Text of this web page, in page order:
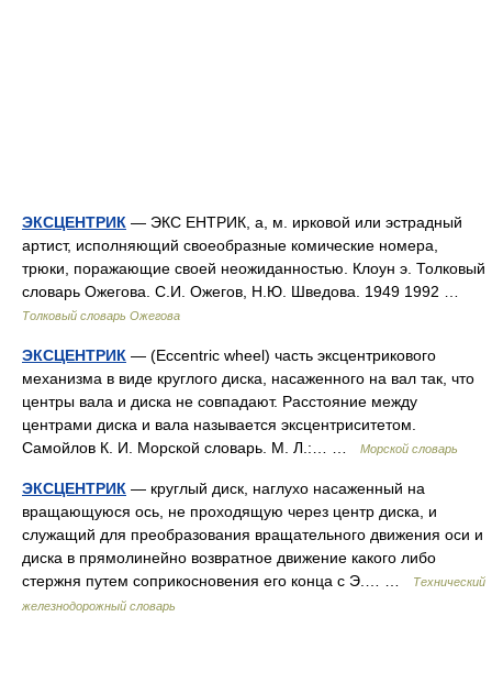
ЭКСЦЕНТРИК — ЭКС ЕНТРИК, а, м. ирковой или эстрадный
артист, исполняющий своеобразные комические номера,
трюки, поражающие своей неожиданностью. Клоун э. Толковый
словарь Ожегова. С.И. Ожегов, Н.Ю. Шведова. 1949 1992 …
Толковый словарь Ожегова
ЭКСЦЕНТРИК — (Eccentric wheel) часть эксцентрикового
механизма в виде круглого диска, насаженного на вал так, что
центры вала и диска не совпадают. Расстояние между
центрами диска и вала называется эксцентриситетом.
Самойлов К. И. Морской словарь. М. Л.:… …
Морской словарь
ЭКСЦЕНТРИК — круглый диск, наглухо насаженный на
вращающуюся ось, не проходящую через центр диска, и
служащий для преобразования вращательного движения оси и
диска в прямолинейно возвратное движение какого либо
стержня путем соприкосновения его конца с Э.… …
Технический
железнодорожный словарь